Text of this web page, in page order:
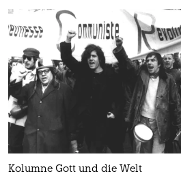
Kolumne Gott und die Welt